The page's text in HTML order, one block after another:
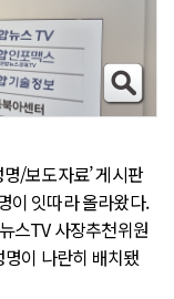
/보도자료’ 게시판
이 잇따라 올라왔다.
스TV 사장추천위원
이 나란히 배치됐